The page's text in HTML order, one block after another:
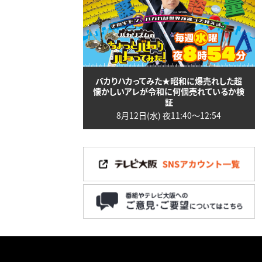
バカりハカってみた★昭和に爆売れした超
懐かしいアレが令和に何個売れているか検
証
8月12日(水) 夜11:40〜12:54